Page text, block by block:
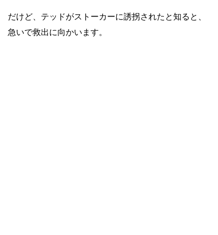
だけど、テッドがストーカーに誘拐されたと知ると、
急いで救出に向かいます。